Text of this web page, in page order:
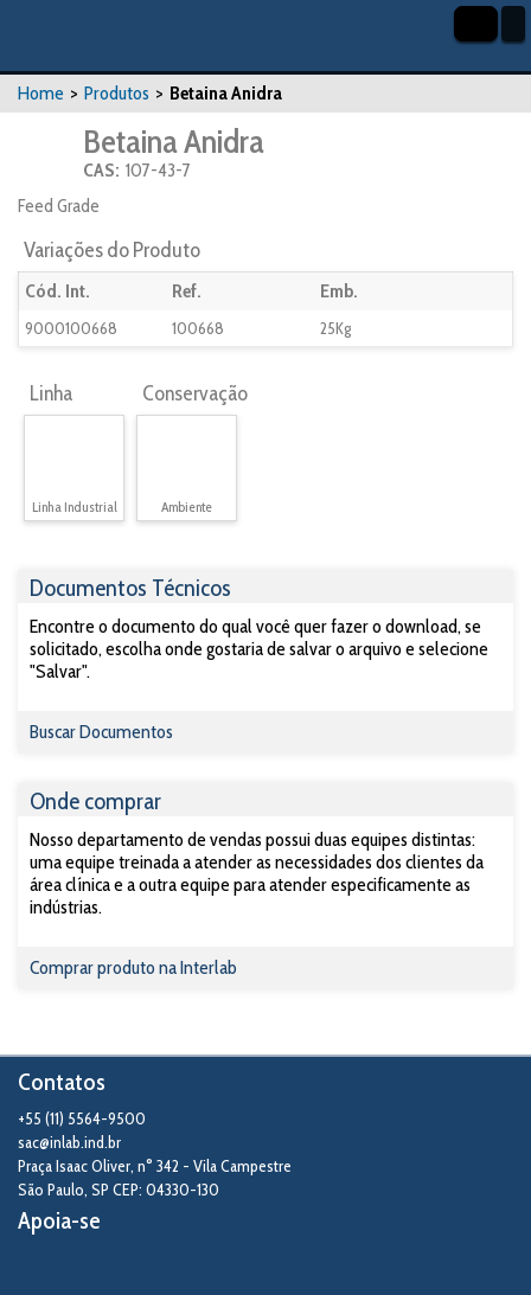
Home > Produtos > Betaina Anidra
Betaina Anidra
CAS: 107-43-7
Feed Grade
Variações do Produto
Cód. Int. Ref. Emb.
9000100668 100668 25Kg
Linha
Linha Industrial
Conservação
Ambiente
Documentos Técnicos
Encontre o documento do qual você quer fazer o download, se
solicitado, escolha onde gostaria de salvar o arquivo e selecione
"Salvar".
Buscar Documentos
Onde comprar
Nosso departamento de vendas possui duas equipes distintas:
uma equipe treinada a atender as necessidades dos clientes da
área clínica e a outra equipe para atender especificamente as
indústrias.
Comprar produto na Interlab
Contatos
+55 (11) 5564-9500
sac@inlab.ind.br
Praça Isaac Oliver, n° 342 - Vila Campestre
São Paulo, SP CEP: 04330-130
Apoia-se